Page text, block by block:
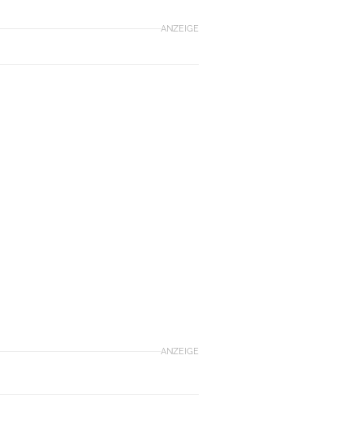
ANZEIGE
ANZEIGE